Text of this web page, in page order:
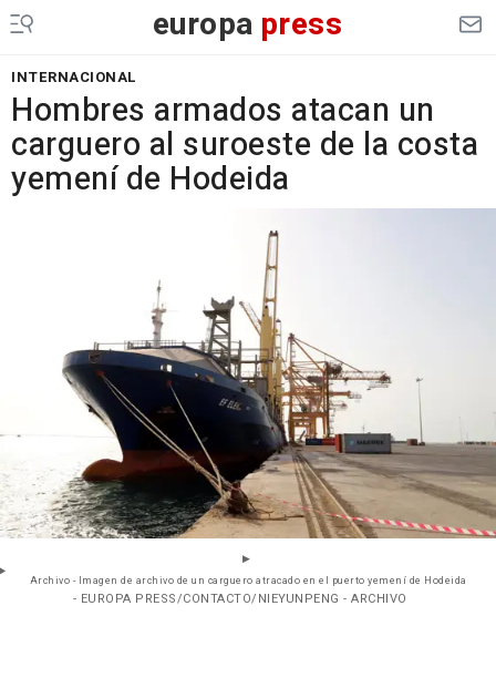
europa press
INTERNACIONAL
Hombres armados atacan un
carguero al suroeste de la costa
yemení de Hodeida
Archivo - Imagen de archivo de un carguero atracado en el puerto yemení de Hodeida
- EUROPA PRESS/CONTACTO/NIEYUNPENG - ARCHIVO